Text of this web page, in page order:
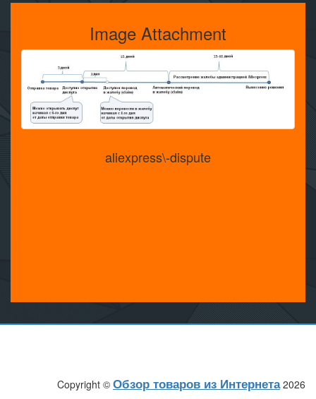
Image Attachment
aliexpress\-dispute
Copyright © Обзор товаров из Интернета2026